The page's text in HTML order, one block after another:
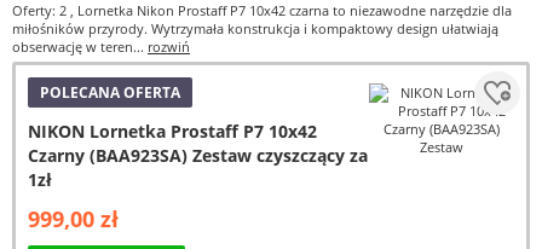
Oferty: 2 , Lornetka Nikon Prostaff P7 10x42 czarna to niezawodne narzędzie dla
miłośników przyrody. Wytrzymała konstrukcja i kompaktowy design ułatwiają
obserwację w teren... rozwiń
POLECANA OFERTA
NIKON Lornetka Prostaff P7 10x42
Czarny (BAA923SA) Zestaw czyszczący za
1zł
999,00 zł